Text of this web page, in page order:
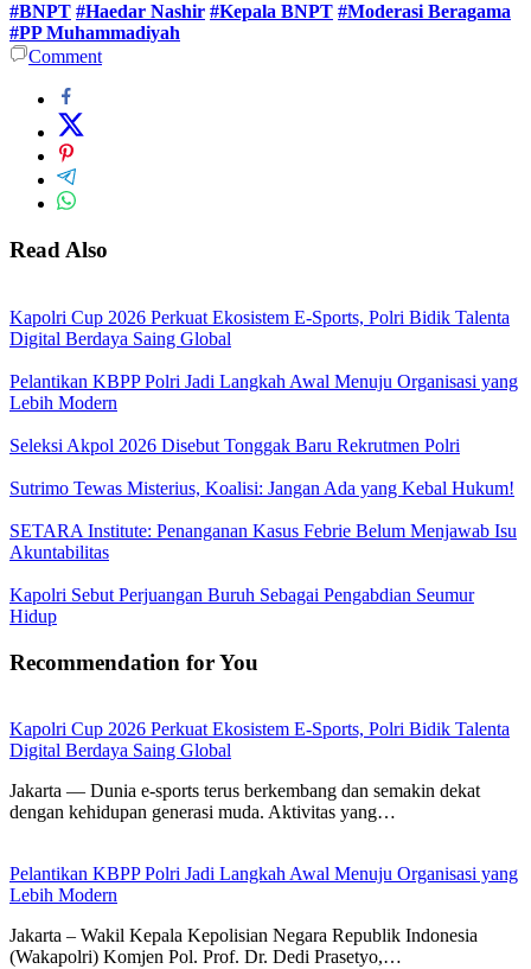
#BNPT #Haedar Nashir #Kepala BNPT #Moderasi Beragama
#PP Muhammadiyah
Comment
Read Also
Kapolri Cup 2026 Perkuat Ekosistem E-Sports, Polri Bidik Talenta
Digital Berdaya Saing Global
Pelantikan KBPP Polri Jadi Langkah Awal Menuju Organisasi yang
Lebih Modern
Seleksi Akpol 2026 Disebut Tonggak Baru Rekrutmen Polri
Sutrimo Tewas Misterius, Koalisi: Jangan Ada yang Kebal Hukum!
SETARA Institute: Penanganan Kasus Febrie Belum Menjawab Isu
Akuntabilitas
Kapolri Sebut Perjuangan Buruh Sebagai Pengabdian Seumur
Hidup
Recommendation for You
Kapolri Cup 2026 Perkuat Ekosistem E-Sports, Polri Bidik Talenta
Digital Berdaya Saing Global
Jakarta — Dunia e-sports terus berkembang dan semakin dekat
dengan kehidupan generasi muda. Aktivitas yang…
Pelantikan KBPP Polri Jadi Langkah Awal Menuju Organisasi yang
Lebih Modern
Jakarta – Wakil Kepala Kepolisian Negara Republik Indonesia
(Wakapolri) Komjen Pol. Prof. Dr. Dedi Prasetyo,…